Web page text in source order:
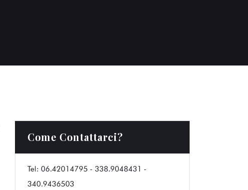
Come Contattarci?
Tel: 06.42014795 - 338.9048431 -
340.9436503